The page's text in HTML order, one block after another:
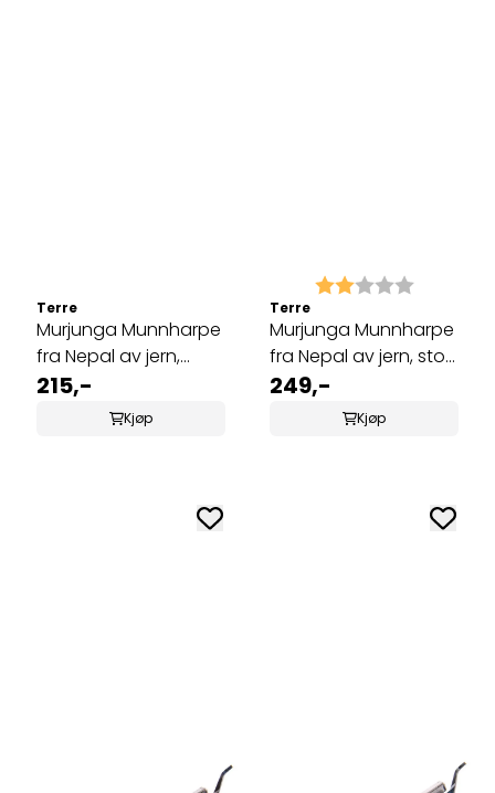
Terre
Murjunga Munnharpe
fra Nepal av jern,
normal 9,5 cm
215,-
Kjøp
Karakter: 2.0 av 5
Terre
Murjunga Munnharpe
fra Nepal av jern, stor
11 cm
249,-
Kjøp